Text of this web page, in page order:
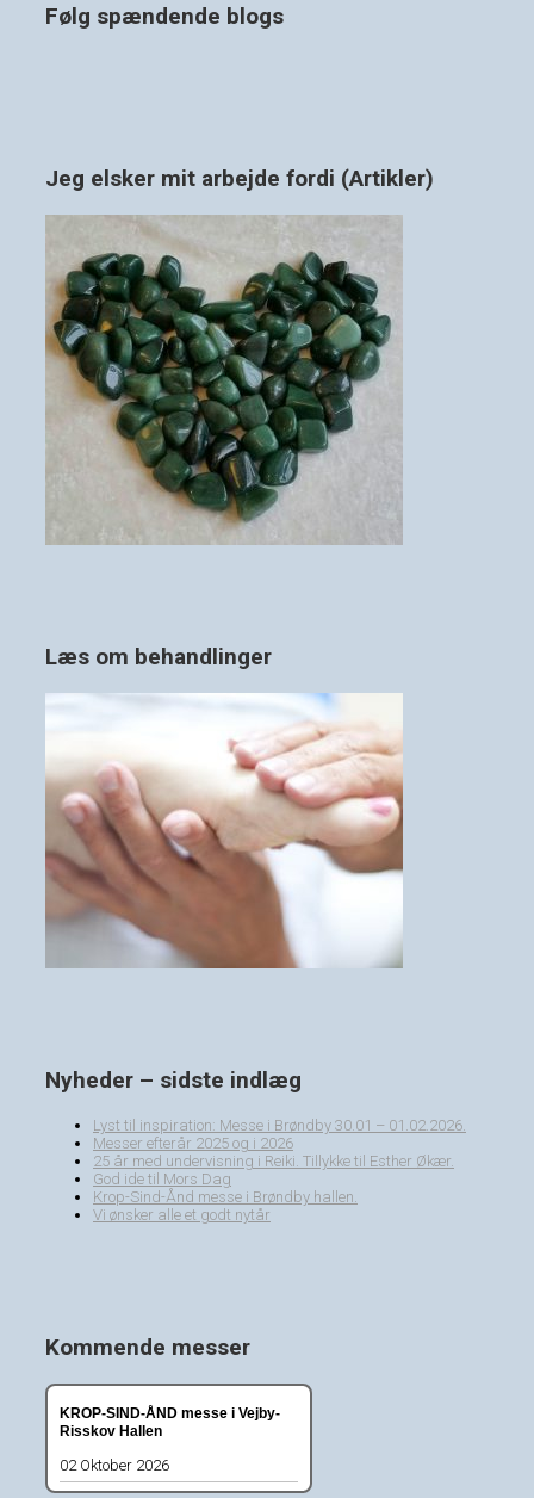
Følg spændende blogs
Jeg elsker mit arbejde fordi (Artikler)
Læs om behandlinger
Nyheder – sidste indlæg
Lyst til inspiration: Messe i Brøndby 30.01 – 01.02.2026.
Messer efterår 2025 og i 2026
25 år med undervisning i Reiki. Tillykke til Esther Økær.
God ide til Mors Dag
Krop-Sind-Ånd messe i Brøndby hallen.
Vi ønsker alle et godt nytår
Kommende messer
KROP-SIND-ÅND messe i Vejby-
Risskov Hallen
02 Oktober 2026